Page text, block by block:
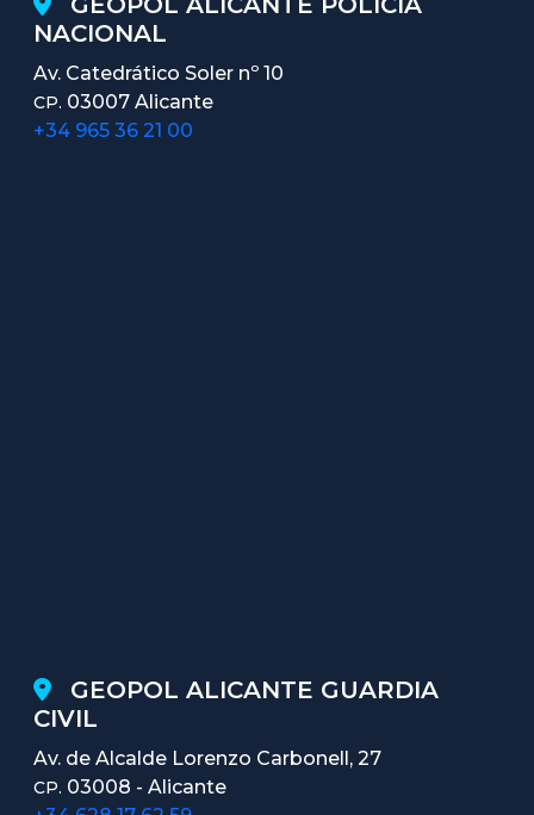
NACIONAL
Av. Catedrático Soler nº 10
CP. 03007 Alicante
+34 965 36 21 00
GEOPOL ALICANTE GUARDIA
CIVIL
Av. de Alcalde Lorenzo Carbonell, 27
CP. 03008 - Alicante